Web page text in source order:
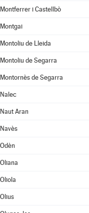
Montferrer i Castellbò
Montgai
Montoliu de Lleida
Montoliu de Segarra
Montornès de Segarra
Nalec
Naut Aran
Navès
Odèn
Oliana
Oliola
Olius